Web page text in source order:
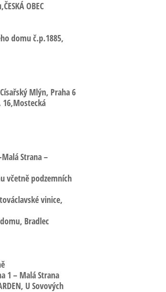
ČESKÁ OBEC
domuč.p.1885,
Mlýn, Praha 6
16,Mostecká
Strana –
včetně podzemních
vinice,
Bradlec
1 – Malá Strana
U Sovových